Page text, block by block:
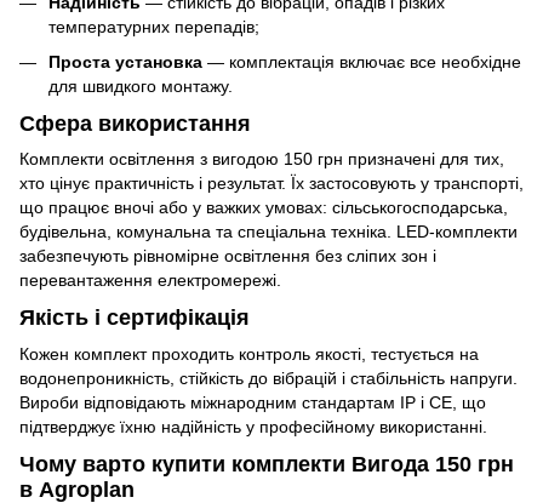
температурних перепадів;
Проста установка — комплектація включає все необхідне
для швидкого монтажу.
Сфера використання
Комплекти освітлення з вигодою 150 грн призначені для тих,
хто цінує практичність і результат. Їх застосовують у транспорті,
що працює вночі або у важких умовах: сільськогосподарська,
будівельна, комунальна та спеціальна техніка. LED-комплекти
забезпечують рівномірне освітлення без сліпих зон і
перевантаження електромережі.
Якість і сертифікація
Кожен комплект проходить контроль якості, тестується на
водонепроникність, стійкість до вібрацій і стабільність напруги.
Вироби відповідають міжнародним стандартам IP і CE, що
підтверджує їхню надійність у професійному використанні.
Чому варто купити комплекти Вигода 150 грн
в Agroplan